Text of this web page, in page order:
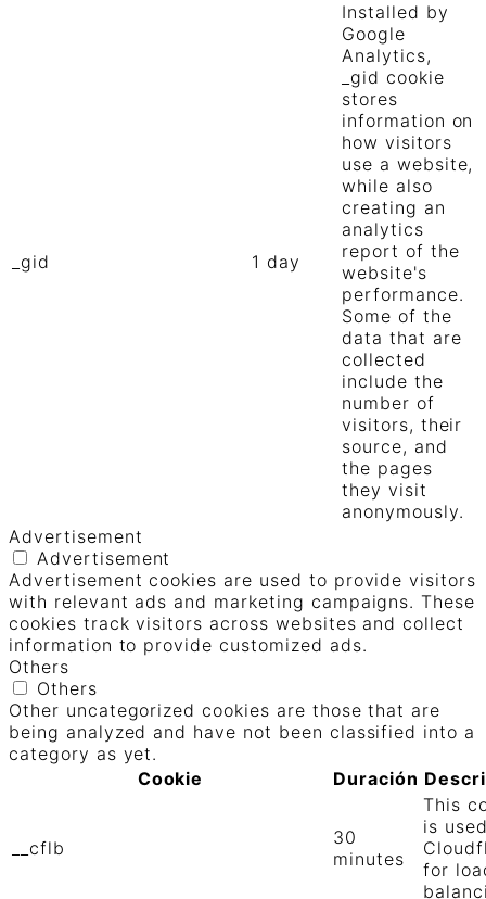
_gid 1 day
Installed by
Google
Analytics,
_gid cookie
stores
information on
how visitors
use a website,
while also
creating an
analytics
report of the
website's
performance.
Some of the
data that are
collected
include the
number of
visitors, their
source, and
the pages
they visit
anonymously.
Advertisement
Advertisement
Advertisement cookies are used to provide visitors
with relevant ads and marketing campaigns. These
cookies track visitors across websites and collect
information to provide customized ads.
Others
Others
Other uncategorized cookies are those that are
being analyzed and have not been classified into a
category as yet.
Cookie
Duración
__cflb
30
minutes
This
is
for